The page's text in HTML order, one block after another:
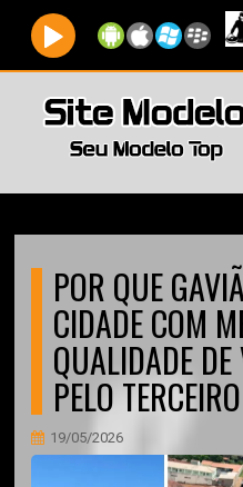
POR QUE
CIDADE COM
QUALIDADE
PELO
19/05/2026